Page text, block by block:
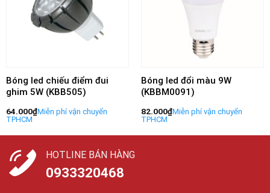
Bóng led chiếu điểm đui
ghim 5W (KBB505)
64.000₫
Bóng led đổi màu 9W
(KBBM0091)
82.000₫
HOTLINE BÁN HÀNG
0933320468